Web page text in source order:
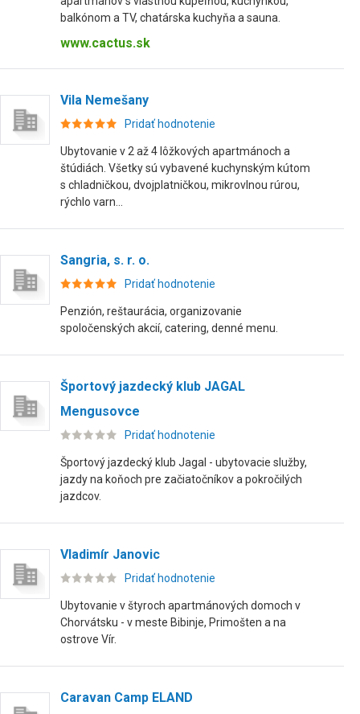
balkónom a TV, chatárska kuchyňa a sauna.
www.cactus.sk
Vila Nemešany
Pridať hodnotenie
Ubytovanie v 2 až 4 lôžkových apartmánoch a
štúdiách. Všetky sú vybavené kuchynským kútom
s chladničkou, dvojplatničkou, mikrovlnou rúrou,
rýchlo varn...
Sangria, s. r. o.
Pridať hodnotenie
Penzión, reštaurácia, organizovanie
spoločenských akcií, catering, denné menu.
Športový jazdecký klub JAGAL
Mengusovce
Pridať hodnotenie
Športový jazdecký klub Jagal - ubytovacie služby,
jazdy na koňoch pre začiatočníkov a pokročilých
jazdcov.
Vladimír Janovic
Pridať hodnotenie
Ubytovanie v štyroch apartmánových domoch v
Chorvátsku - v meste Bibinje, Primošten a na
ostrove Vír.
Caravan Camp ELAND